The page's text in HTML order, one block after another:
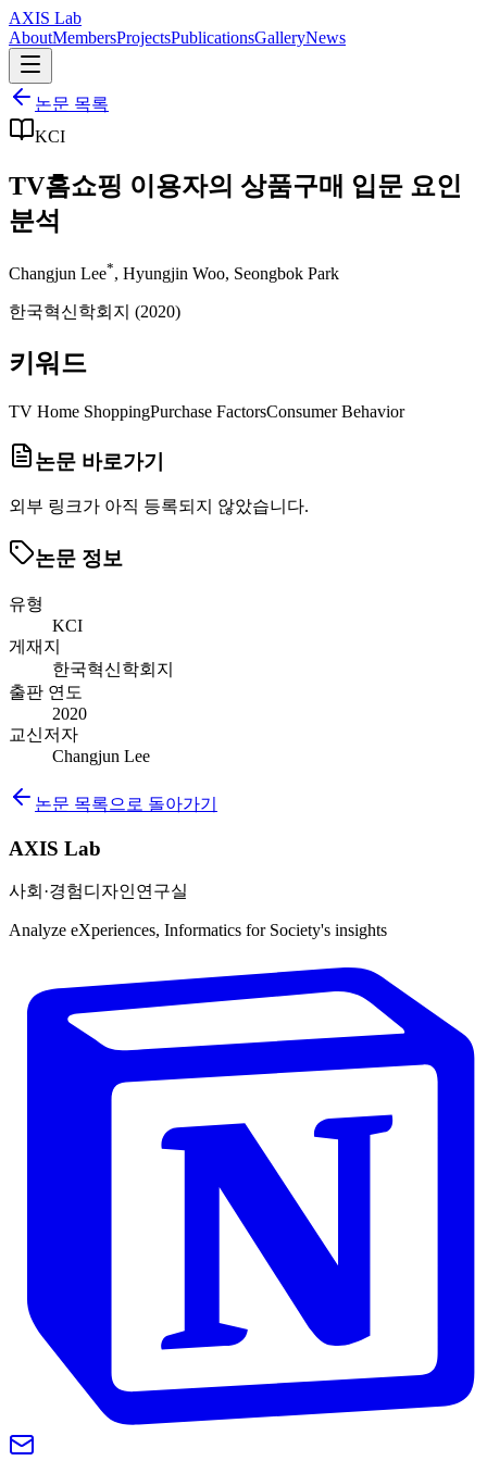
AXIS Lab
AboutMembersProjectsPublicationsGalleryNews
논문 목록
KCI
TV홈쇼핑 이용자의 상품구매 입문 요인
분석
Changjun Lee*, Hyungjin Woo, Seongbok Park
한국혁신학회지 (2020)
키워드
TV Home ShoppingPurchase FactorsConsumer Behavior
논문 바로가기
외부 링크가 아직 등록되지 않았습니다.
논문 정보
유형
KCI
게재지
한국혁신학회지
출판 연도
2020
교신저자
Changjun Lee
논문 목록으로 돌아가기
AXIS Lab
사회·경험디자인연구실
Analyze eXperiences, Informatics for Society's insights